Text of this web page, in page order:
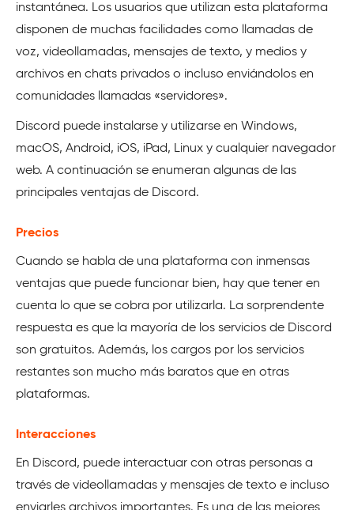
instantánea. Los usuarios que utilizan esta plataforma
disponen de muchas facilidades como llamadas de
voz, videollamadas, mensajes de texto, y medios y
archivos en chats privados o incluso enviándolos en
comunidades llamadas «servidores».
Discord puede instalarse y utilizarse en Windows,
macOS, Android, iOS, iPad, Linux y cualquier navegador
web. A continuación se enumeran algunas de las
principales ventajas de Discord.
Precios
Cuando se habla de una plataforma con inmensas
ventajas que puede funcionar bien, hay que tener en
cuenta lo que se cobra por utilizarla. La sorprendente
respuesta es que la mayoría de los servicios de Discord
son gratuitos. Además, los cargos por los servicios
restantes son mucho más baratos que en otras
plataformas.
Interacciones
En Discord, puede interactuar con otras personas a
través de videollamadas y mensajes de texto e incluso
enviarles archivos importantes. Es una de las mejores